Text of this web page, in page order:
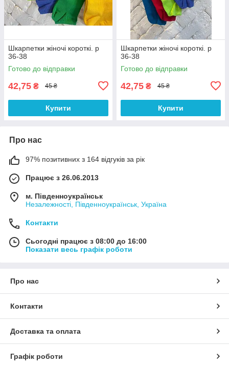
Шкарпетки жіночі короткі. р
36-38
Готово до відправки
42,75 ₴ 45 ₴
Купити
Шкарпетки жіночі короткі. р
36-38
Готово до відправки
42,75 ₴ 45 ₴
Купити
Про нас
97% позитивних з 164 відгуків за рік
Працює з 26.06.2013
м. Південноукраїнськ
Незалежності, Південноукраїнськ, Україна
Контакти
Сьогодні працює з 08:00 до 16:00
Показати весь графік роботи
Про нас
Контакти
Доставка та оплата
Графік роботи